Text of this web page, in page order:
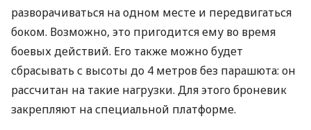
разворачиваться на одном месте и передвигаться
боком. Возможно, это пригодится ему во время
боевых действий. Его также можно будет
сбрасывать с высоты до 4 метров без парашюта: он
рассчитан на такие нагрузки. Для этого броневик
закрепляют на специальной платформе.